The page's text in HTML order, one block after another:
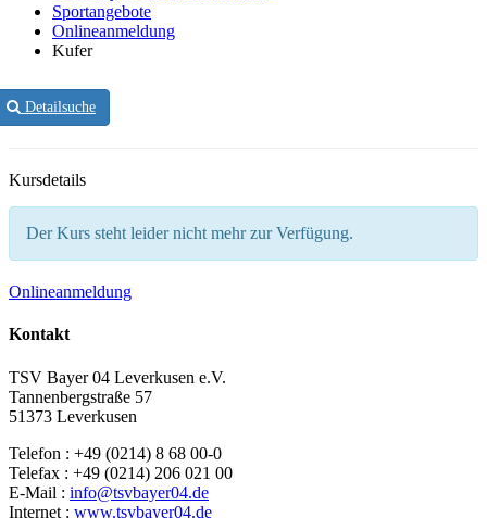
Sportangebote
Onlineanmeldung
Kufer
Detailsuche
Kursdetails
Der Kurs steht leider nicht mehr zur Verfügung.
Onlineanmeldung
Kontakt
TSV Bayer 04 Leverkusen e.V.
Tannenbergstraße 57
51373 Leverkusen
Telefon : +49 (0214) 8 68 00-0
Telefax : +49 (0214) 206 021 00
E-Mail : info@tsvbayer04.de
Internet : www.tsvbayer04.de